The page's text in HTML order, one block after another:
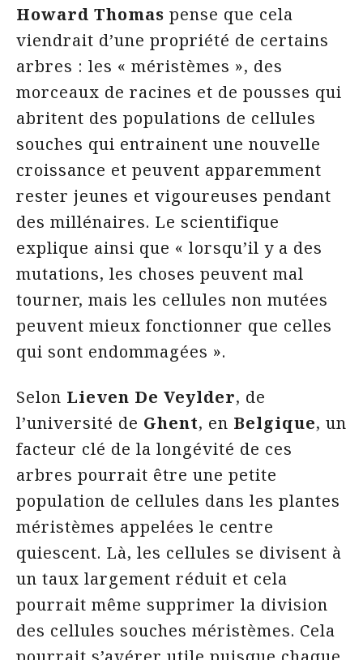
Howard Thomas pense que cela
viendrait d’une propriété de certains
arbres : les « méristèmes », des
morceaux de racines et de pousses qui
abritent des populations de cellules
souches qui entrainent une nouvelle
croissance et peuvent apparemment
rester jeunes et vigoureuses pendant
des millénaires. Le scientifique
explique ainsi que « lorsqu’il y a des
mutations, les choses peuvent mal
tourner, mais les cellules non mutées
peuvent mieux fonctionner que celles
qui sont endommagées ».
Selon Lieven De Veylder, de
l’université de Ghent, en Belgique, un
facteur clé de la longévité de ces
arbres pourrait être une petite
population de cellules dans les plantes
méristèmes appelées le centre
quiescent. Là, les cellules se divisent à
un taux largement réduit et cela
pourrait même supprimer la division
des cellules souches méristèmes. Cela